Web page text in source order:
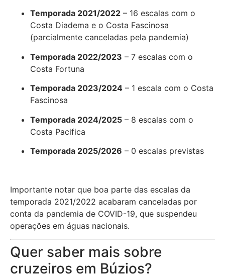
Temporada 2021/2022 – 16 escalas com o
Costa Diadema e o Costa Fascinosa
(parcialmente canceladas pela pandemia)
Temporada 2022/2023 – 7 escalas com o
Costa Fortuna
Temporada 2023/2024 – 1 escala com o Costa
Fascinosa
Temporada 2024/2025 – 8 escalas com o
Costa Pacifica
Temporada 2025/2026 – 0 escalas previstas
Importante notar que boa parte das escalas da
temporada 2021/2022 acabaram canceladas por
conta da pandemia de COVID-19, que suspendeu
operações em águas nacionais.
Quer saber mais sobre
cruzeiros em Búzios?